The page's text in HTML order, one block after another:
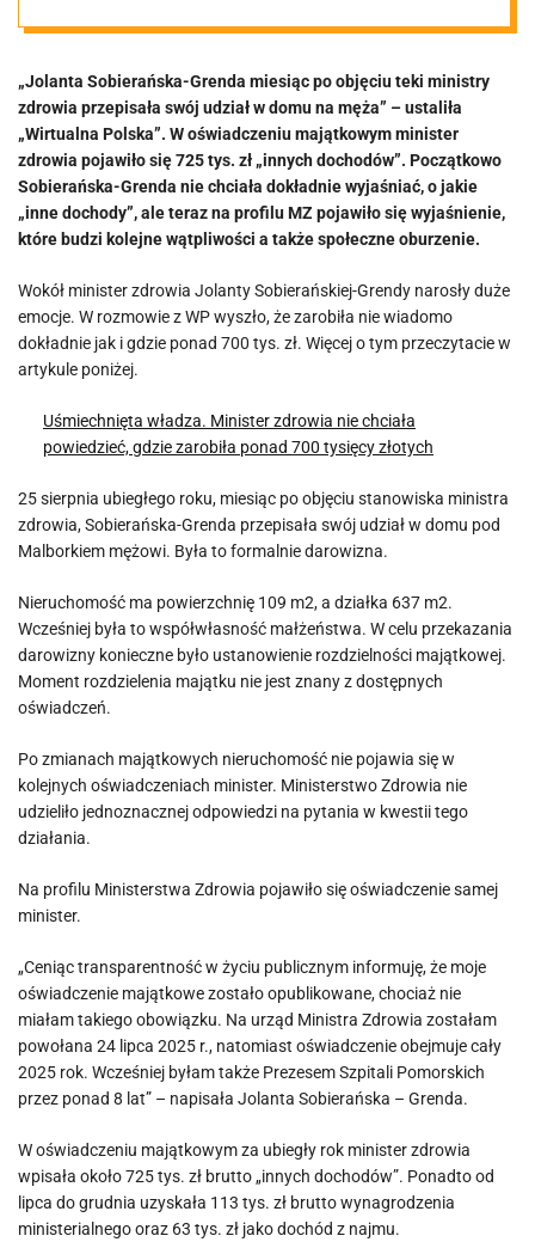
wokół majątku.
Pojawiły się
kolejne
pytania…
„Jolanta Sobierańska-Grenda miesiąc po objęciu teki ministry
zdrowia przepisała swój udział w domu na męża” – ustaliła
„Wirtualna Polska”. W oświadczeniu majątkowym minister
zdrowia pojawiło się 725 tys. zł „innych dochodów”. Początkowo
Sobierańska-Grenda nie chciała dokładnie wyjaśniać, o jakie
„inne dochody”, ale teraz na profilu MZ pojawiło się wyjaśnienie,
które budzi kolejne wątpliwości a także społeczne oburzenie.
Wokół minister zdrowia Jolanty Sobierańskiej-Grendy narosły duże
emocje. W rozmowie z WP wyszło, że zarobiła nie wiadomo
dokładnie jak i gdzie ponad 700 tys. zł. Więcej o tym przeczytacie w
artykule poniżej.
Uśmiechnięta władza. Minister zdrowia nie chciała
powiedzieć, gdzie zarobiła ponad 700 tysięcy złotych
25 sierpnia ubiegłego roku, miesiąc po objęciu stanowiska ministra
zdrowia, Sobierańska-Grenda przepisała swój udział w domu pod
Malborkiem mężowi. Była to formalnie darowizna.
Nieruchomość ma powierzchnię 109 m2, a działka 637 m2.
Wcześniej była to współwłasność małżeństwa. W celu przekazania
darowizny konieczne było ustanowienie rozdzielności majątkowej.
Moment rozdzielenia majątku nie jest znany z dostępnych
oświadczeń.
Po zmianach majątkowych nieruchomość nie pojawia się w
kolejnych oświadczeniach minister. Ministerstwo Zdrowia nie
udzieliło jednoznacznej odpowiedzi na pytania w kwestii tego
działania.
Na profilu Ministerstwa Zdrowia pojawiło się oświadczenie samej
minister.
„Ceniąc transparentność w życiu publicznym informuję, że moje
oświadczenie majątkowe zostało opublikowane, chociaż nie
miałam takiego obowiązku. Na urząd Ministra Zdrowia zostałam
powołana 24 lipca 2025 r., natomiast oświadczenie obejmuje cały
2025 rok. Wcześniej byłam także Prezesem Szpitali Pomorskich
przez ponad 8 lat” – napisała Jolanta Sobierańska – Grenda.
W oświadczeniu majątkowym za ubiegły rok minister zdrowia
wpisała około 725 tys. zł brutto „innych dochodów”. Ponadto od
lipca do grudnia uzyskała 113 tys. zł brutto wynagrodzenia
ministerialnego oraz 63 tys. zł jako dochód z najmu.